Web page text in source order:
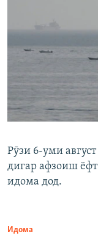
Рӯзи 6-уми
дигар афзоиш
идома дод.
Идома